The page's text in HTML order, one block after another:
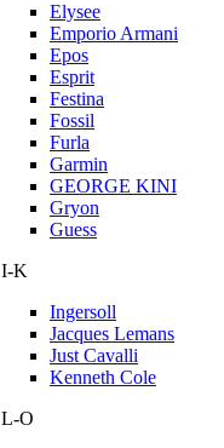
Elysee
Emporio Armani
Epos
Esprit
Festina
Fossil
Furla
Garmin
GEORGE KINI
Gryon
Guess
I-K
Ingersoll
Jacques Lemans
Just Cavalli
Kenneth Cole
L-O